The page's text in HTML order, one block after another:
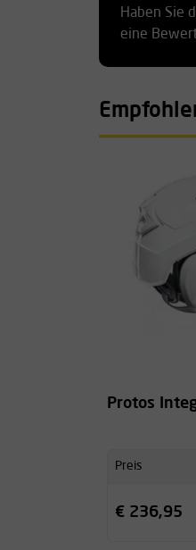
Haben Sie
eine
Protos
Preis
€ 236,95